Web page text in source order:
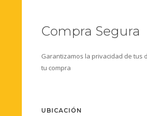
Compra Segura
Garantizamos la privacidad de tus
tu compra
UBICACIÓN